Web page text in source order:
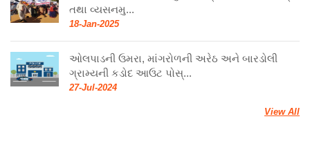
તથા વ્યસનમુ...
18-Jan-2025
ઓલપાડની ઉમરા, માંગરોળની અરેઠ અને બારડોલી
ગ્રામ્યની કડોદ આઉટ પોસ્...
27-Jul-2024
View All